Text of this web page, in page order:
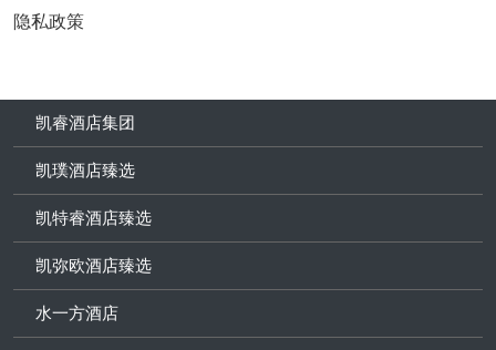
隐私政策
凯睿酒店集团
凯璞酒店臻选
凯特睿酒店臻选
凯弥欧酒店臻选
水一方酒店